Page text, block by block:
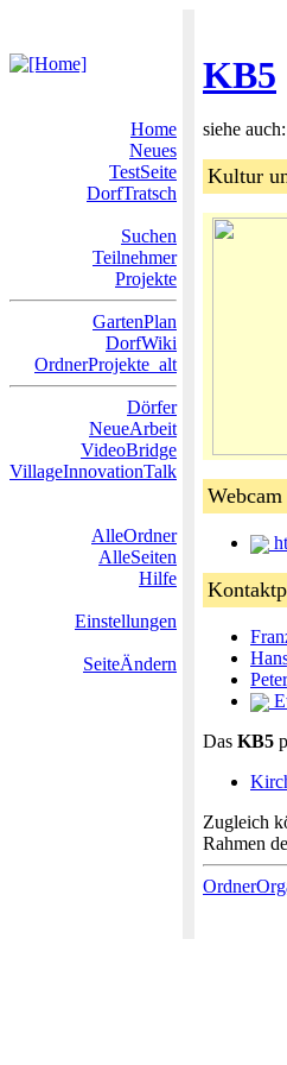
KB5
Home
Neues
TestSeite
DorfTratsch
Suchen
Teilnehmer
Projekte
GartenPlan
DorfWiki
OrdnerProjekte_alt
Dörfer
NeueArbeit
VideoBridge
VillageInnovationTalk
AlleOrdner
AlleSeiten
Hilfe
Einstellungen
SeiteÄndern
siehe auch:
Kultur
Das KB5
Zugleich
Rahmen